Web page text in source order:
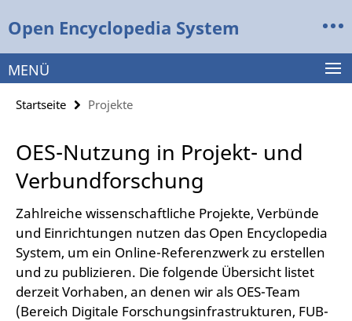
direkt
Inhalt
Open Encyclopedia System
Service-
Navigation
MENÜ
Startseite Projekte
OES-Nutzung in Projekt- und
Verbundforschung
Zahlreiche wissenschaftliche Projekte, Verbünde
und Einrichtungen nutzen das Open Encyclopedia
System, um ein Online-Referenzwerk zu erstellen
und zu publizieren. Die folgende Übersicht listet
derzeit Vorhaben, an denen wir als OES-Team
(Bereich Digitale Forschungsinfrastrukturen, FUB-